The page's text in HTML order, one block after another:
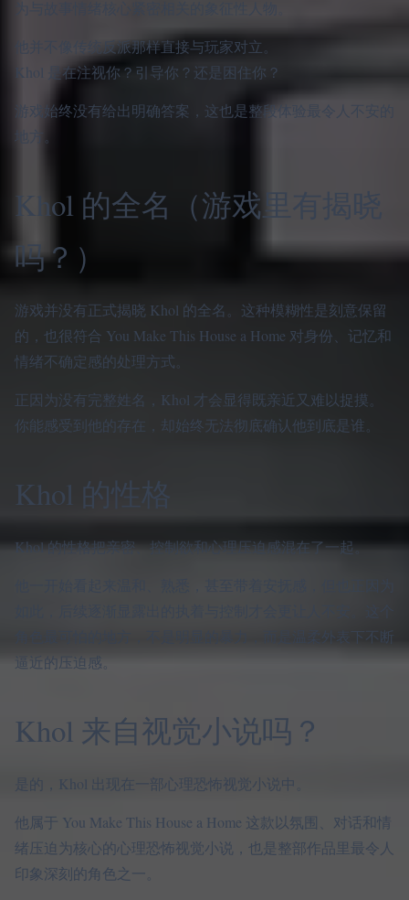
他并不像传统反派那样直接与玩家对立。
Khol 是在注视你？引导你？还是困住你？
游戏始终没有给出明确答案，这也是整段体验最令人不安的
地方。
Khol 的全名（游戏里有揭晓
吗？）
游戏并没有正式揭晓 Khol 的全名。这种模糊性是刻意保留
的，也很符合 You Make This House a Home 对身份、记忆和
情绪不确定感的处理方式。
正因为没有完整姓名，Khol 才会显得既亲近又难以捉摸。
你能感受到他的存在，却始终无法彻底确认他到底是谁。
Khol 的性格
Khol 的性格把亲密、控制欲和心理压迫感混在了一起。
角色最可怕的地方，不是明显的暴力，而是温柔外表下不断
逼近的压迫感。
Khol 来自视觉小说吗？
是的，Khol 出现在一部心理恐怖视觉小说中。
他属于 You Make This House a Home 这款以氛围、对话和情
绪压迫为核心的心理恐怖视觉小说，也是整部作品里最令人
印象深刻的角色之一。